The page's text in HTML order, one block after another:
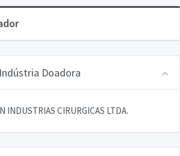
Doadora
INDUSTRIAS CIRURGICAS LTDA.